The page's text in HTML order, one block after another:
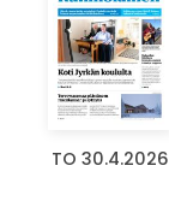
TO 30.4.2026